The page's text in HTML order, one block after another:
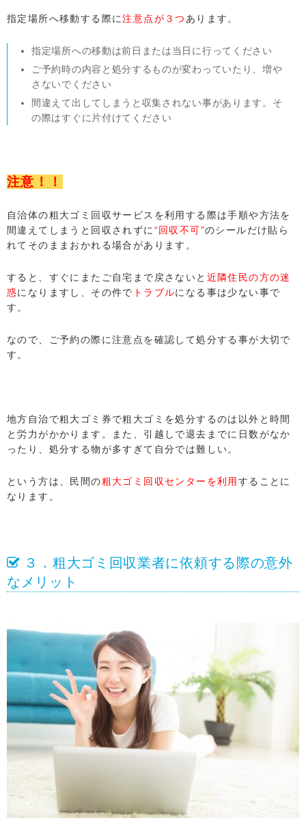
指定場所へ移動する際に注意点が３つ あります。
指定場所への移動は前日または当日に行ってください
ご予約時の内容と処分するものが変わっていたり、増や
さないでください
間違えて出してしまうと収集されない事があります。そ
の際はすぐに片付けてください
注意！！
自治体の粗大ゴミ回収サービスを利用する際は手順や方法を
間違えてしまうと回収されずに “回収不可”のシールだけ貼ら
れてそのままおかれる場合があります。
すると、すぐにまたご自宅まで戻さないと 近隣住民の方の迷
惑になりますし、その件で トラブルになる事は少ない事で
す。
なので、ご予約の際に注意点を確認して処分する事が大切で
す。
地方自治で粗大ゴミ券で粗大ゴミを処分するのは以外と時間
と労力がかかります。また、引越しで退去までに日数がなか
ったり、処分する物が多すぎて自分では難しい。
という方は、民間の粗大ゴミ回収センターを利用 することに
なります。
３．粗大ゴミ回収業者に依頼する際の意外
なメリット